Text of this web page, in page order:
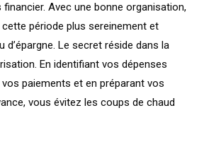
Avec une bonne organisation,
période plus sereinement et
d’épargne. Le secret réside dans la
En identifiant vos dépenses
paiements et en préparant vos
vous évitez les coups de chaud